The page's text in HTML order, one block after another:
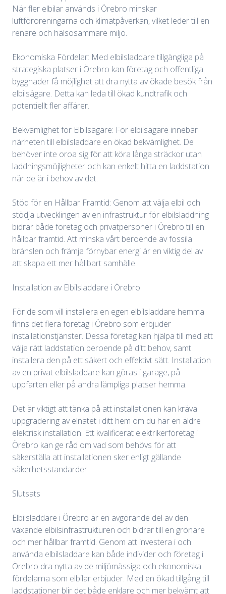
När fler elbilar används i Örebro minskar
luftföroreningarna och klimatpåverkan, vilket leder till en
renare och hälsosammare miljö.
Ekonomiska Fördelar: Med elbilsladdare tillgängliga på
strategiska platser i Örebro kan företag och offentliga
byggnader få möjlighet att dra nytta av ökade besök från
elbilsägare. Detta kan leda till ökad kundtrafik och
potentiellt fler affärer.
Bekvämlighet för Elbilsägare: För elbilsägare innebär
närheten till elbilsladdare en ökad bekvämlighet. De
behöver inte oroa sig för att köra långa sträckor utan
laddningsmöjligheter och kan enkelt hitta en laddstation
när de är i behov av det.
Stöd för en Hållbar Framtid: Genom att välja elbil och
stödja utvecklingen av en infrastruktur för elbilsladdning
bidrar både företag och privatpersoner i Örebro till en
hållbar framtid. Att minska vårt beroende av fossila
bränslen och främja förnybar energi är en viktig del av
att skapa ett mer hållbart samhälle.
Installation av Elbilsladdare i Örebro
För de som vill installera en egen elbilsladdare hemma
finns det flera företag i Örebro som erbjuder
installationstjänster. Dessa företag kan hjälpa till med att
välja rätt laddstation beroende på ditt behov, samt
installera den på ett säkert och effektivt sätt. Installation
av en privat elbilsladdare kan göras i garage, på
uppfarten eller på andra lämpliga platser hemma.
Det är viktigt att tänka på att installationen kan kräva
uppgradering av elnätet i ditt hem om du har en äldre
elektrisk installation. Ett kvalificerat elektrikerföretag i
Örebro kan ge råd om vad som behövs för att
säkerställa att installationen sker enligt gällande
säkerhetsstandarder.
Slutsats
Elbilsladdare i Örebro är en avgörande del av den
växande elbilsinfrastrukturen och bidrar till en grönare
och mer hållbar framtid. Genom att investera i och
använda elbilsladdare kan både individer och företag i
Örebro dra nytta av de miljömässiga och ekonomiska
fördelarna som elbilar erbjuder. Med en ökad tillgång till
laddstationer blir det både enklare och mer bekvämt att